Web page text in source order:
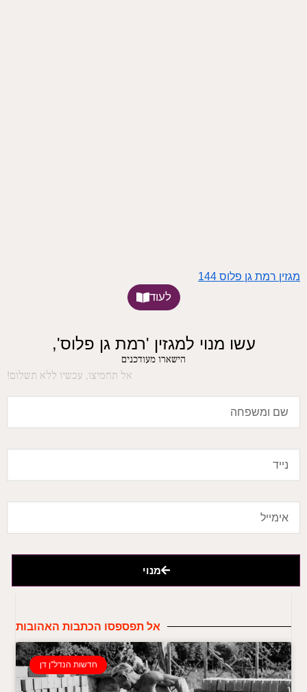
מגזין רמת גן פלוס 144
לעוד
עשו מנוי למגזין 'רמת גן פלוס',
הישארו מעודכנים
אל תחמיצו, עכשיו ללא תשלום!
מנוי
אל תפספסו הכתבות האהובות
חדשות הנדל"ן דן